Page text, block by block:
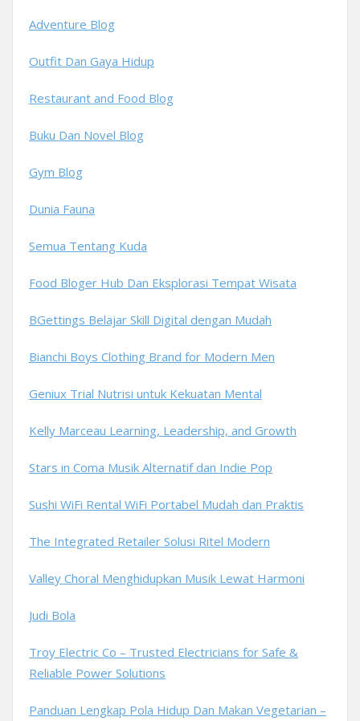
Adventure Blog
Outfit Dan Gaya Hidup
Restaurant and Food Blog
Buku Dan Novel Blog
Gym Blog
Dunia Fauna
Semua Tentang Kuda
Food Bloger Hub Dan Eksplorasi Tempat Wisata
BGettings Belajar Skill Digital dengan Mudah
Bianchi Boys Clothing Brand for Modern Men
Geniux Trial Nutrisi untuk Kekuatan Mental
Kelly Marceau Learning, Leadership, and Growth
Stars in Coma Musik Alternatif dan Indie Pop
Sushi WiFi Rental WiFi Portabel Mudah dan Praktis
The Integrated Retailer Solusi Ritel Modern
Valley Choral Menghidupkan Musik Lewat Harmoni
Judi Bola
Troy Electric Co – Trusted Electricians for Safe &
Reliable Power Solutions
Panduan Lengkap Pola Hidup Dan Makan Vegetarian –